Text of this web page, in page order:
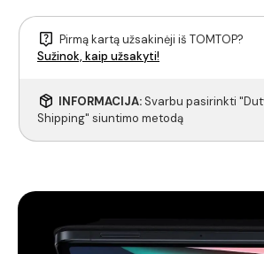
Pirmą kartą užsakinėji iš TOMTOP?
Sužinok, kaip užsakyti!
INFORMACIJA:Svarbu pasirinkti
Shipping" siuntimo metodą